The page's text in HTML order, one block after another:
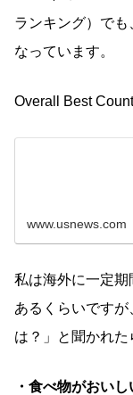
ランキング）で
なっています。
Overall Best
www.usnews.com
私は海外に一定
あるくらいです
は？」と聞かれた
・食べ物がおいし